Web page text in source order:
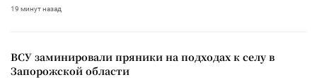
19 минут назад
ВСУ заминировали пряники на подходах к селу в
Запорожской области